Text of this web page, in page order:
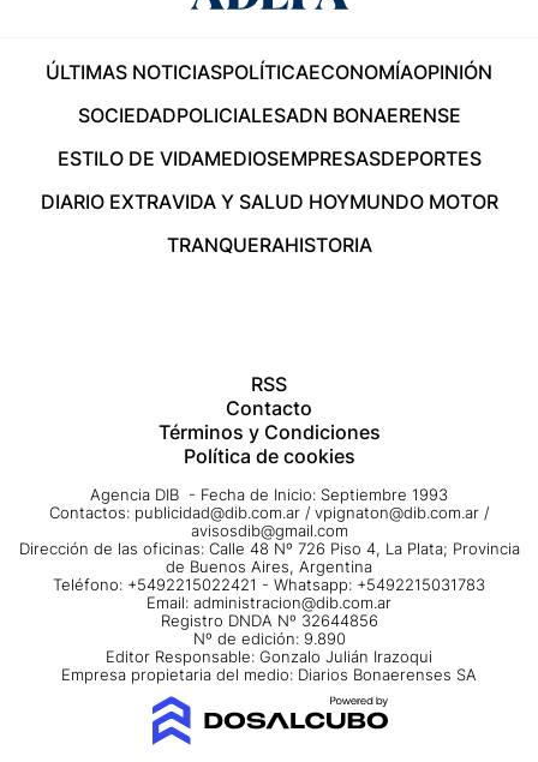
ÚLTIMAS NOTICIASPOLÍTICAECONOMÍAOPINIÓN
SOCIEDADPOLICIALESADN BONAERENSE
ESTILO DE VIDAMEDIOSEMPRESASDEPORTES
DIARIO EXTRAVIDA Y SALUD HOYMUNDO MOTOR
TRANQUERAHISTORIA
RSS
Contacto
Términos y Condiciones
Política de cookies
Agencia DIB - Fecha de Inicio: Septiembre 1993
Contactos: publicidad@dib.com.ar / vpignaton@dib.com.ar /
avisosdib@gmail.com
Dirección de las oficinas: Calle 48 Nº 726 Piso 4, La Plata; Provincia
de Buenos Aires, Argentina
Teléfono: +5492215022421 - Whatsapp: +5492215031783
Email: administracion@dib.com.ar
Registro DNDA Nº 32644856
Nº de edición: 9.890
Editor Responsable: Gonzalo Julián Irazoqui
Empresa propietaria del medio: Diarios Bonaerenses SA